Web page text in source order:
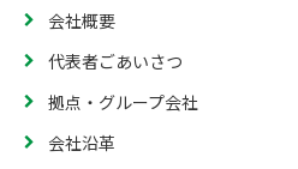
会社概要
代表者ごあいさつ
拠点・グループ会社
会社沿革